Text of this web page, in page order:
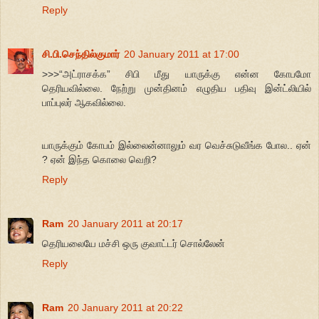
Reply
சி.பி.செந்தில்குமார் 20 January 2011 at 17:00
>>>“அட்ராசக்க” சிபி மீது யாருக்கு என்ன கோபமோ
தெரியவில்லை. நேற்று முன்தினம் எழுதிய பதிவு இன்ட்லியில்
பாப்புலர் ஆகவில்லை.
யாருக்கும் கோபம் இல்லைன்னாலும் வர வெச்சுடுவீங்க போல.. ஏன்
? ஏன் இந்த கொலை வெறி?
Reply
Ram 20 January 2011 at 20:17
தெரியலையே மச்சி ஒரு குவாட்டர் சொல்லேன்
Reply
Ram 20 January 2011 at 20:22